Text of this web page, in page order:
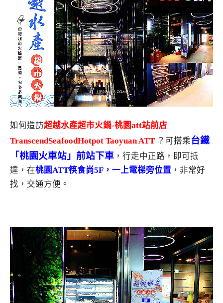
如何造訪超越水產超市火鍋-桃園att站前店
TranscendSeafoodHotpot Taoyuan ATT ？可搭乘台鐵
「桃園火車站」前站下車 ，行走中正路，即可抵
達，在桃園ATT筷食尚5F，一上電梯旁位置 ，非常好
找，交通方便。